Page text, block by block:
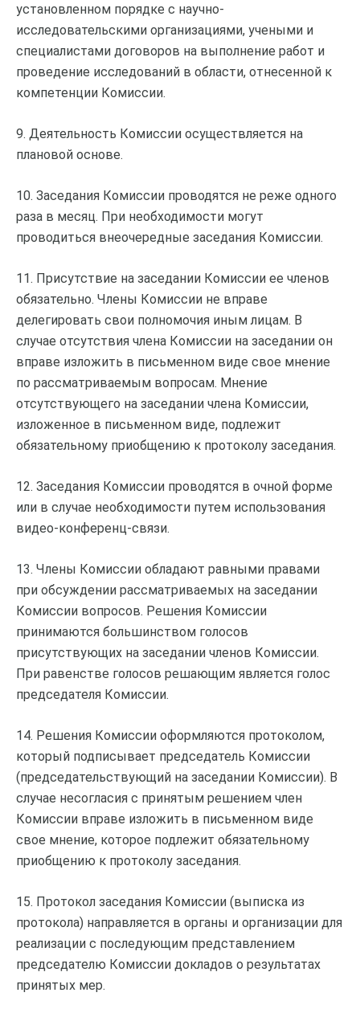
установленном порядке с научно-
исследовательскими организациями, учеными и
специалистами договоров на выполнение работ и
проведение исследований в области, отнесенной к
компетенции Комиссии.
9. Деятельность Комиссии осуществляется на
плановой основе.
10. Заседания Комиссии проводятся не реже одного
раза в месяц. При необходимости могут
проводиться внеочередные заседания Комиссии.
11. Присутствие на заседании Комиссии ее членов
обязательно. Члены Комиссии не вправе
делегировать свои полномочия иным лицам. В
случае отсутствия члена Комиссии на заседании он
вправе изложить в письменном виде свое мнение
по рассматриваемым вопросам. Мнение
отсутствующего на заседании члена Комиссии,
изложенное в письменном виде, подлежит
обязательному приобщению к протоколу заседания.
12. Заседания Комиссии проводятся в очной форме
или в случае необходимости путем использования
видео-конференц-связи.
13. Члены Комиссии обладают равными правами
при обсуждении рассматриваемых на заседании
Комиссии вопросов. Решения Комиссии
принимаются большинством голосов
присутствующих на заседании членов Комиссии.
При равенстве голосов решающим является голос
председателя Комиссии.
14. Решения Комиссии оформляются протоколом,
который подписывает председатель Комиссии
(председательствующий на заседании Комиссии). В
случае несогласия с принятым решением член
Комиссии вправе изложить в письменном виде
свое мнение, которое подлежит обязательному
приобщению к протоколу заседания.
15. Протокол заседания Комиссии (выписка из
протокола) направляется в органы и организации для
реализации с последующим представлением
председателю Комиссии докладов о результатах
принятых мер.